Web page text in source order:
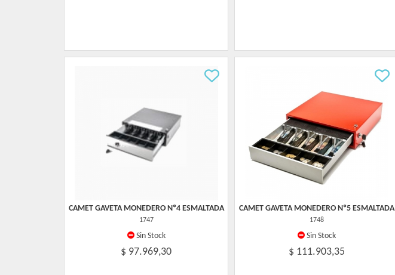
CAMET GAVETA MONEDERO Nº4 ESMALTADA
1747
Sin Stock
$ 97.969,30
CAMET GAVETA MONEDERO Nº5 ESMALTADA
1748
Sin Stock
$ 111.903,35